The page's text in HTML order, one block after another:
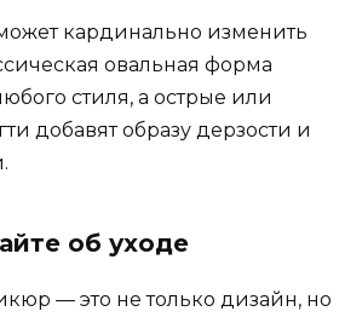
кардинально изменить
овальная форма
стиля, а острые или
добавят образу дерзости и
об уходе
— это не только дизайн, но